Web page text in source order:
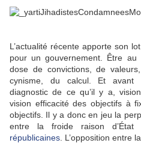
L’actualité récente apporte son
pour un gouvernement. Être
dose de convictions, de
cynisme, du calcul. Et avant
diagnostic de ce qu’il y a,
vision efficacité des objectifs à
objectifs. Il y a donc en jeu la
entre la froide raison
républicaines . L’opposition entre